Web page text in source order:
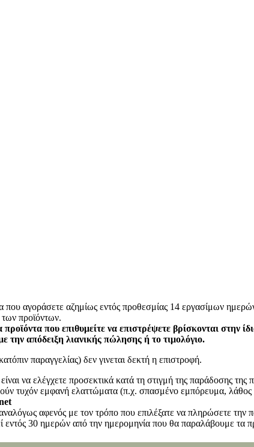
που αγοράσετε αζημίως εντός προθεσμίας 14 εργασίμων
προϊόντων.
προϊόντα που επιθυμείτε να επιστρέψετε βρίσκονται
την απόδειξη λιανικής πώλησης ή το τιμολόγιο.
παραγγελίας) δεν γινεται δεκτή η επιστροφή.
να ελέγχετε προσεκτικά κατά τη στιγμή της παράδοσης
τυχόν εμφανή ελαττώματα (π.χ. σπασμένο εμπόρευμα, λάθος
αφενός με τον τρόπο που επιλέξατε να πληρώσετε την
30 ημερών από την ημερομηνία που θα παραλάβουμε τα